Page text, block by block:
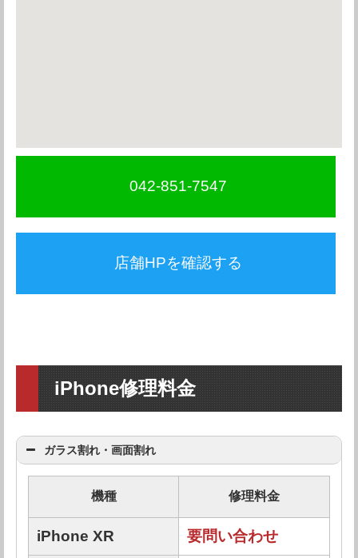
042-851-7547
店舗HPを確認する
iPhone修理料金
ガラス割れ・画面割れ
機種 修理料金
iPhone XR 要問い合わせ